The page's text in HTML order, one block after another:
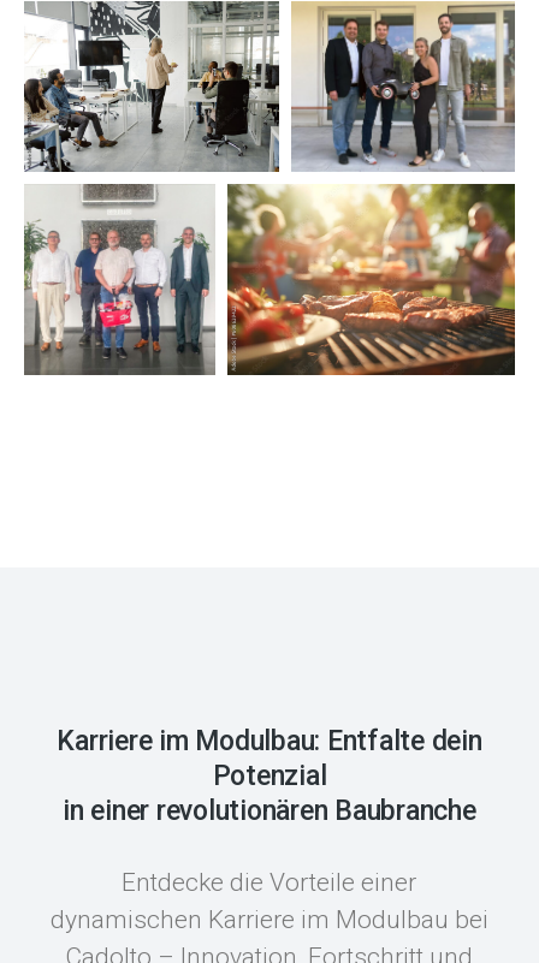
Karriere im Modulbau: Entfalte dein
Potenzial
in einer revolutionären Baubranche
Entdecke die Vorteile einer
dynamischen Karriere im Modulbau bei
Cadolto – Innovation, Fortschritt und